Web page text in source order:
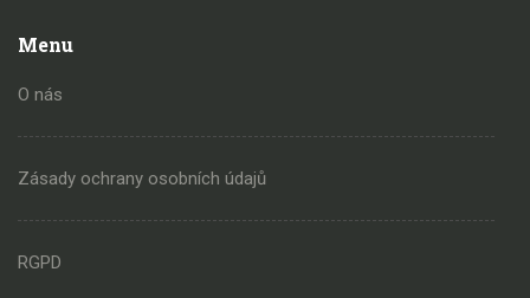
Menu
O nás
Zásady ochrany osobních údajů
RGPD